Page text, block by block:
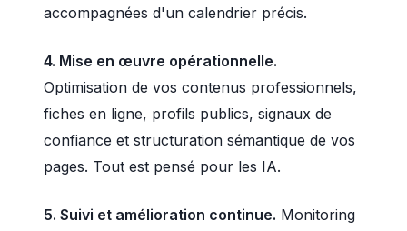
accompagnées d'un calendrier précis.
4. Mise en œuvre opérationnelle.
Optimisation de vos contenus professionnels,
fiches en ligne, profils publics, signaux de
confiance et structuration sémantique de vos
pages. Tout est pensé pour les IA.
5. Suivi et amélioration continue. Monitoring